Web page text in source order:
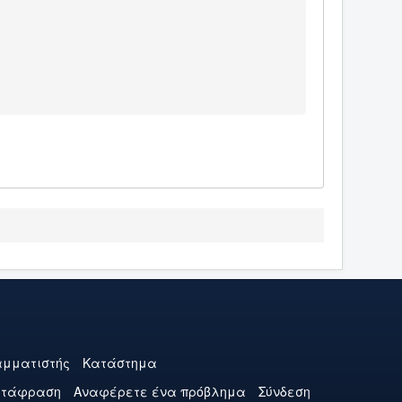
Κατάστημα
Αναφέρετε ένα πρόβλημα Σύνδεση